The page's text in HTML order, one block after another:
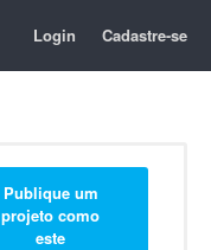
Login Cadastre-se
Publique um
projeto como
este